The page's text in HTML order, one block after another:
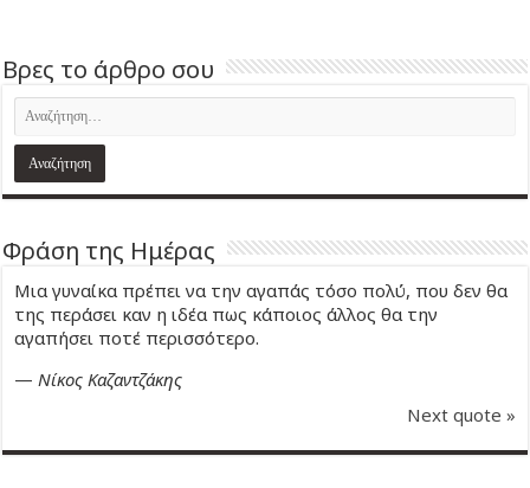
Βρες το άρθρο σου
Φράση της Ημέρας
Μια γυναίκα πρέπει να την αγαπάς τόσο πολύ, που δεν θα
της περάσει καν η ιδέα πως κάποιος άλλος θα την
αγαπήσει ποτέ περισσότερο.
— Νίκος Καζαντζάκης
Next quote »